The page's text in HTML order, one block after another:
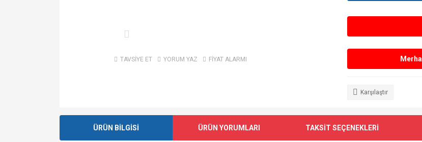
TAVSİYE ET YORUM YAZ FİYAT ALARMI
Karşılaştır
ÜRÜN BİLGİSİ ÜRÜN YORUMLARI TAKSİT SEÇENEKLERİ